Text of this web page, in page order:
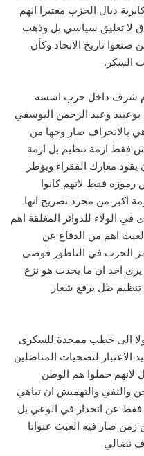
ديال الحزب معتبرا انهم
لا تعليق سياسي بل وذهب
تاريخ الاتحاد وكأن
السكر.
شرف داخل حزب اسسه
وعبد الرحمن اليوسفي
بالانحراف صار وجها من
فقط ازمة تنظيم بل ازمة
معارك الفقراء ويؤطر
رموزه فقط لانهم كانوا
اكبر من مجرد تصريح انها
الولاء للدوائر المغلقة اهم
اهم من الدفاع عن
الحزب في الناظور فوضى
احد ان ما يحدث هو نزع
تنظيم ظل يرفع شعار
ولا الى خطب ممجدة للسكرى
الاعتبار لتضحيات المناضلين
لانهم حملوا هم الوطن
والنفي والتهميش ان تباهي
فقط عن انحدار في الوعي بل
صار فيه العبث عنوانا
نضالي